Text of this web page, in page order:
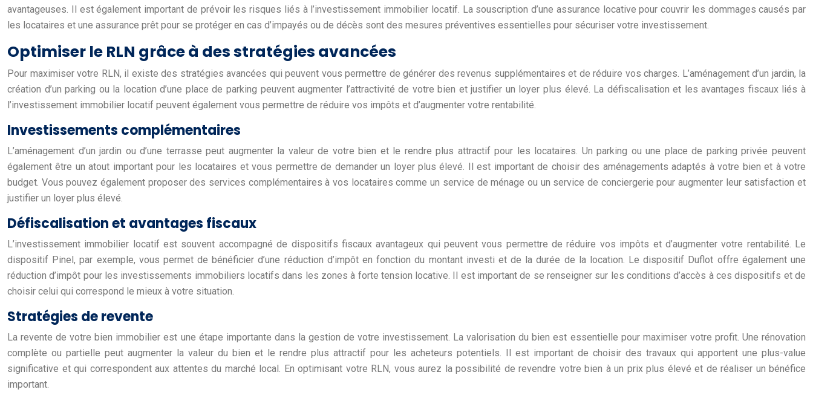
avantageuses. Il est également important de prévoir les risques liés à l’investissement immobilier locatif. La souscription d’une assurance locative pour couvrir les dommages causés par
les locataires et une assurance prêt pour se protéger en cas d’impayés ou de décès sont des mesures préventives essentielles pour sécuriser votre investissement.
Optimiser le RLN grâce à des stratégies avancées
Pour maximiser votre RLN, il existe des stratégies avancées qui peuvent vous permettre de générer des revenus supplémentaires et de réduire vos charges. L’aménagement d’un jardin, la
création d’un parking ou la location d’une place de parking peuvent augmenter l’attractivité de votre bien et justifier un loyer plus élevé. La défiscalisation et les avantages fiscaux liés à
l’investissement immobilier locatif peuvent également vous permettre de réduire vos impôts et d’augmenter votre rentabilité.
Investissements complémentaires
L’aménagement d’un jardin ou d’une terrasse peut augmenter la valeur de votre bien et le rendre plus attractif pour les locataires. Un parking ou une place de parking privée peuvent
également être un atout important pour les locataires et vous permettre de demander un loyer plus élevé. Il est important de choisir des aménagements adaptés à votre bien et à votre
budget. Vous pouvez également proposer des services complémentaires à vos locataires comme un service de ménage ou un service de conciergerie pour augmenter leur satisfaction et
justifier un loyer plus élevé.
Défiscalisation et avantages fiscaux
L’investissement immobilier locatif est souvent accompagné de dispositifs fiscaux avantageux qui peuvent vous permettre de réduire vos impôts et d’augmenter votre rentabilité. Le
dispositif Pinel, par exemple, vous permet de bénéficier d’une réduction d’impôt en fonction du montant investi et de la durée de la location. Le dispositif Duflot offre également une
réduction d’impôt pour les investissements immobiliers locatifs dans les zones à forte tension locative. Il est important de se renseigner sur les conditions d’accès à ces dispositifs et de
choisir celui qui correspond le mieux à votre situation.
Stratégies de revente
La revente de votre bien immobilier est une étape importante dans la gestion de votre investissement. La valorisation du bien est essentielle pour maximiser votre profit. Une rénovation
complète ou partielle peut augmenter la valeur du bien et le rendre plus attractif pour les acheteurs potentiels. Il est important de choisir des travaux qui apportent une plus-value
significative et qui correspondent aux attentes du marché local. En optimisant votre RLN, vous aurez la possibilité de revendre votre bien à un prix plus élevé et de réaliser un bénéfice
important.